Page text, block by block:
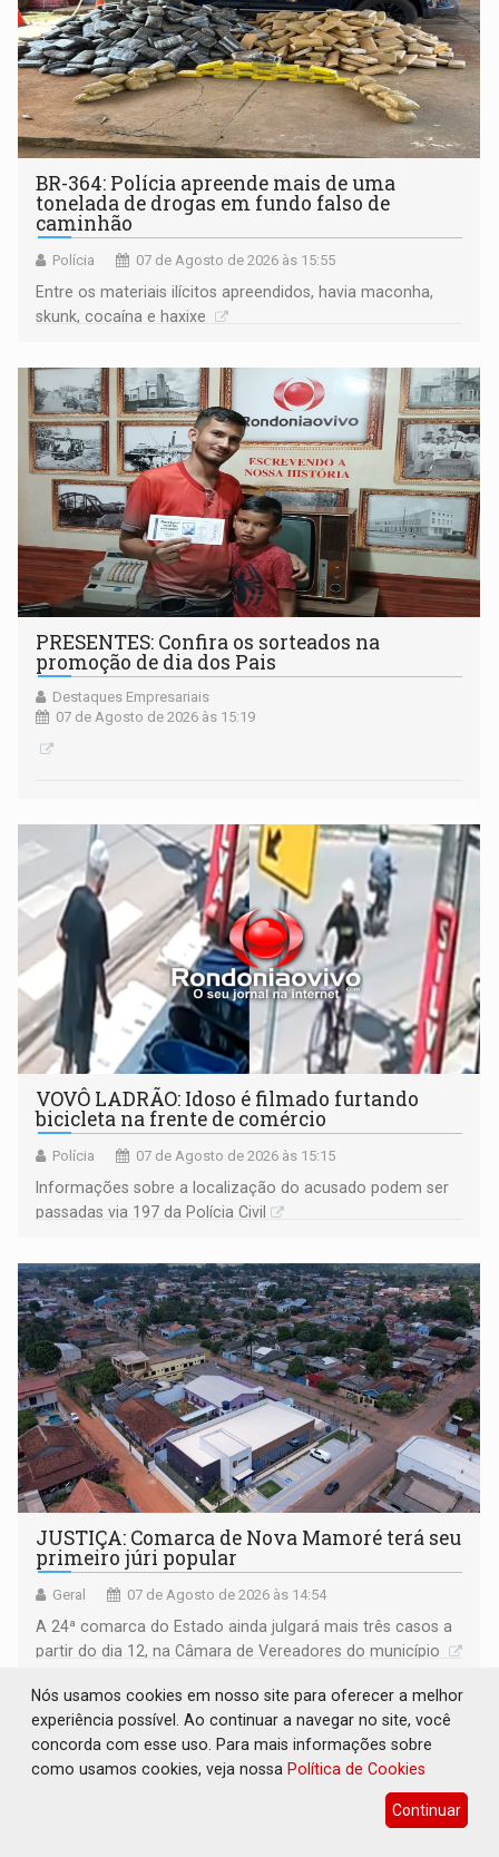
BR-364: Polícia apreende mais de uma
tonelada de drogas em fundo falso de
caminhão
Polícia 07 de Agosto de 2026 às 15:55
Entre os materiais ilícitos apreendidos, havia maconha,
skunk, cocaína e haxixe
PRESENTES: Confira os sorteados na
promoção de dia dos Pais
Destaques Empresariais
07 de Agosto de 2026 às 15:19
VOVÔ LADRÃO: Idoso é filmado furtando
bicicleta na frente de comércio
Polícia 07 de Agosto de 2026 às 15:15
Informações sobre a localização do acusado podem ser
passadas via 197 da Polícia Civil
JUSTIÇA: Comarca de Nova Mamoré terá seu
primeiro júri popular
Geral 07 de Agosto de 2026 às 14:54
A 24ª comarca do Estado ainda julgará mais três casos a
partir do dia 12, na Câmara de Vereadores do município
Nós usamos cookies em nosso site para oferecer a melhor
experiência possível. Ao continuar a navegar no site, você
concorda com esse uso. Para mais informações sobre
como usamos cookies, veja nossa Política de Cookies
Continuar